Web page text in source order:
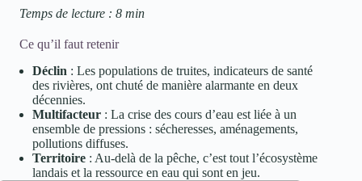
Temps de lecture : 8 min
Ce qu’il faut retenir
Déclin : Les populations de truites, indicateurs de santé
des rivières, ont chuté de manière alarmante en deux
décennies.
Multifacteur : La crise des cours d’eau est liée à un
ensemble de pressions : sécheresses, aménagements,
pollutions diffuses.
Territoire : Au-delà de la pêche, c’est tout l’écosystème
landais et la ressource en eau qui sont en jeu.